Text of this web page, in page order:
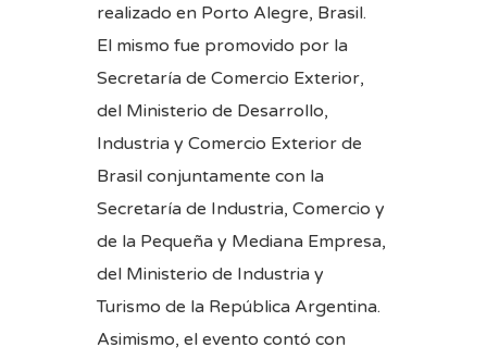
realizado en Porto Alegre, Brasil.
El mismo fue promovido por la
Secretaría de Comercio Exterior,
del Ministerio de Desarrollo,
Industria y Comercio Exterior de
Brasil conjuntamente con la
Secretaría de Industria, Comercio y
de la Pequeña y Mediana Empresa,
del Ministerio de Industria y
Turismo de la República Argentina.
Asimismo, el evento contó con